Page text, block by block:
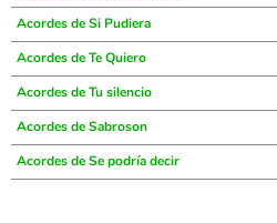
Acordes de Si Pudiera
Acordes de Te Quiero
Acordes de Tu silencio
Acordes de Sabroson
Acordes de Se podría decir